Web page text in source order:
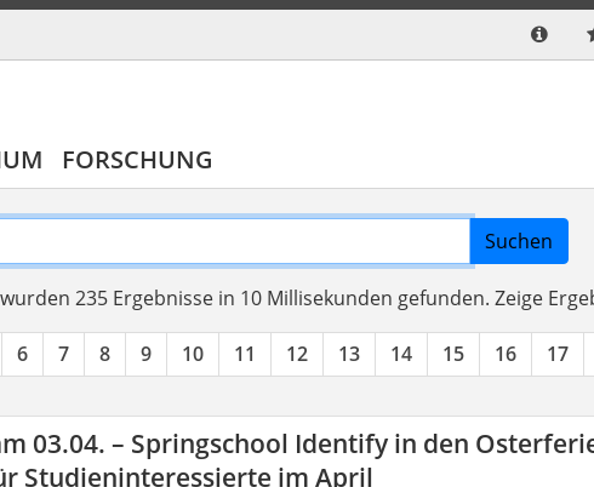
FORSCHUNG
Suchen
wurden 235 Ergebnisse in 10 Millisekunden gefunden. Zeige
6 7 8 9 10 11 12 13 14 15 16 17
03.04. – Springschool Identify in den
Studieninteressierte im April